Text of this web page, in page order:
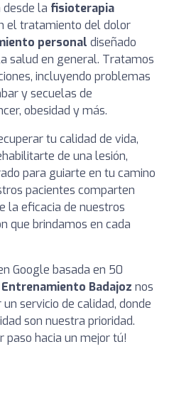
desde la fisioterapia
el tratamiento del dolor
personal diseñado
salud en general. Tratamos
incluyendo problemas
y secuelas de
obesidad y más.
tu calidad de vida,
de una lesión,
para guiarte en tu camino
pacientes comparten
la eficacia de nuestros
que brindamos en cada
Google basada en 50
Badajoz nos
servicio de calidad, donde
son nuestra prioridad.
paso hacia un mejor tú!